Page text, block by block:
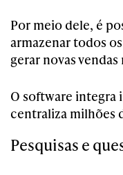
Por meio dele, é
armazenar todos
gerar novas
O software integra
centraliza milhões
Pesquisas e